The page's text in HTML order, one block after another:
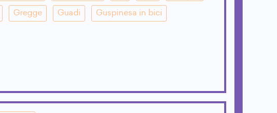
Gregge Guadi Guspinesa in bici